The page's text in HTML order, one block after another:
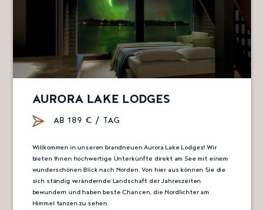
AURORA LAKE LODGES
AB 189 € / TAG
Willkommen in unseren brandneuen Aurora Lake Lodges! Wir
bieten Ihnen hochwertige Unterkünfte direkt am See mit einem
wunderschönen Blick nach Norden. Von hier aus können Sie die
sich ständig verändernde Landschaft der Jahreszeiten
bewundern und haben beste Chancen, die Nordlichter am
Himmel tanzen zu sehen.